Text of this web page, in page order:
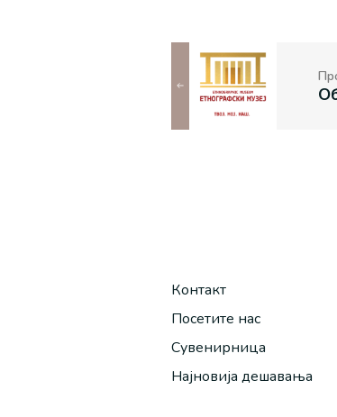
Контакт
Посетите нас
Сувенирница
Најновија дешавања